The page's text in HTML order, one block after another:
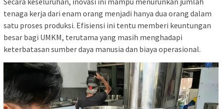
tenaga kerja dari enam orang menjadi hanya dua orang dalam
satu proses produksi. Efisiensi ini tentu memberi keuntungan
besar bagi UMKM, terutama yang masih menghadapi
keterbatasan sumber daya manusia dan biaya operasional.